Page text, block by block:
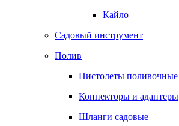
Кайло
Садовый инструмент
Полив
Пистолеты поливочные
Коннекторы и адаптеры
Шланги садовые